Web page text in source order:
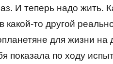
И теперь надо жить.
то другой
для жизни на
показала по ходу